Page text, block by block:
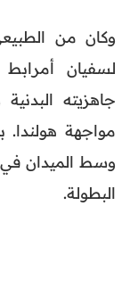
وكان من
لسفيان أمرابط
جاهزيته
مواجهة هولندا.
وسط الميدان
البطولة.